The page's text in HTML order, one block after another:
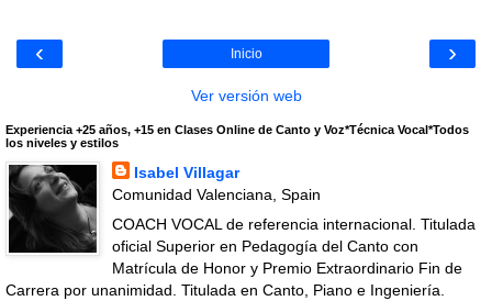
‹ ›
Inicio
Ver versión web
Experiencia +25 años, +15 en Clases Online de Canto y Voz*Técnica Vocal*Todos
los niveles y estilos
Isabel Villagar
Comunidad Valenciana, Spain
COACH VOCAL de referencia internacional. Titulada
oficial Superior en Pedagogía del Canto con
Matrícula de Honor y Premio Extraordinario Fin de
Carrera por unanimidad. Titulada en Canto, Piano e Ingeniería.